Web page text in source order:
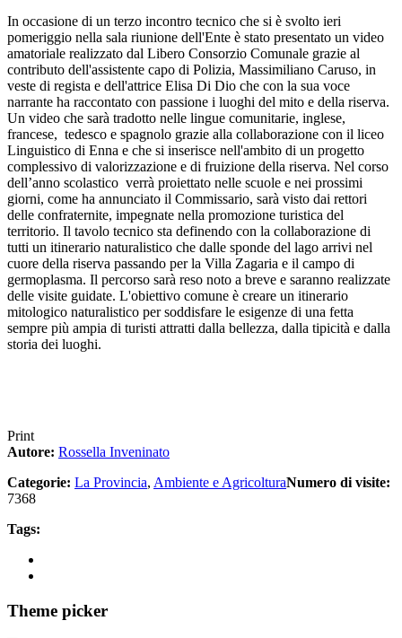
In occasione di un terzo incontro tecnico che si è svolto ieri
pomeriggio nella sala riunione dell'Ente è stato presentato un video
amatoriale realizzato dal Libero Consorzio Comunale grazie al
contributo dell'assistente capo di Polizia, Massimiliano Caruso, in
veste di regista e dell'attrice Elisa Di Dio che con la sua voce
narrante ha raccontato con passione i luoghi del mito e della riserva.
Un video che sarà tradotto nelle lingue comunitarie, inglese,
francese, tedesco e spagnolo grazie alla collaborazione con il liceo
Linguistico di Enna e che si inserisce nell'ambito di un progetto
complessivo di valorizzazione e di fruizione della riserva. Nel corso
dell’anno scolastico verrà proiettato nelle scuole e nei prossimi
giorni, come ha annunciato il Commissario, sarà visto dai rettori
delle confraternite, impegnate nella promozione turistica del
territorio. Il tavolo tecnico sta definendo con la collaborazione di
tutti un itinerario naturalistico che dalle sponde del lago arrivi nel
cuore della riserva passando per la Villa Zagaria e il campo di
germoplasma. Il percorso sarà reso noto a breve e saranno realizzate
delle visite guidate. L'obiettivo comune è creare un itinerario
mitologico naturalistico per soddisfare le esigenze di una fetta
sempre più ampia di turisti attratti dalla bellezza, dalla tipicità e dalla
storia dei luoghi.
Print
Autore: Rossella Inveninato
Categorie: La Provincia, Ambiente e AgricolturaNumero di visite:
7368
Tags:
Theme picker